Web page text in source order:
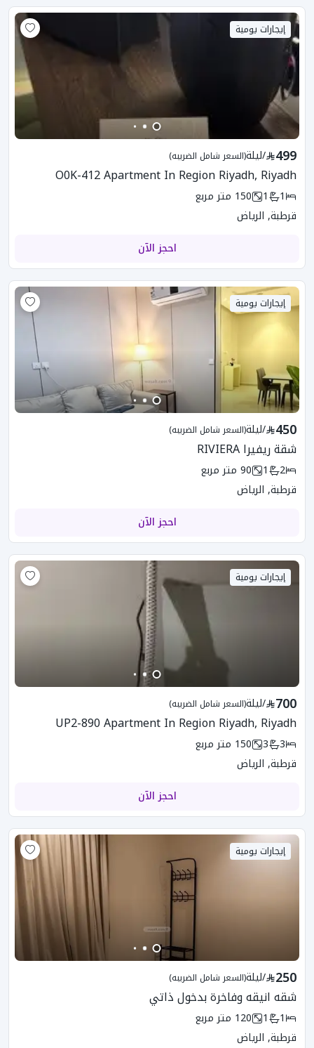
إيجارات يومية
499
/ليلة(السعر شامل الضريبه)
O0K-412 Apartment In Region Riyadh, Riyadh
1
1
150 متر مربع
قرطبة, الرياض
احجز الآن
إيجارات يومية
450
/ليلة(السعر شامل الضريبه)
شقة ريفيرا RIVIERA
2
1
90 متر مربع
قرطبة, الرياض
احجز الآن
إيجارات يومية
700
/ليلة(السعر شامل الضريبه)
UP2-890 Apartment In Region Riyadh, Riyadh
3
3
150 متر مربع
قرطبة, الرياض
احجز الآن
إيجارات يومية
250
/ليلة(السعر شامل الضريبه)
شقه انيقه وفاخرة بدخول ذاتي
1
1
120 متر مربع
قرطبة, الرياض